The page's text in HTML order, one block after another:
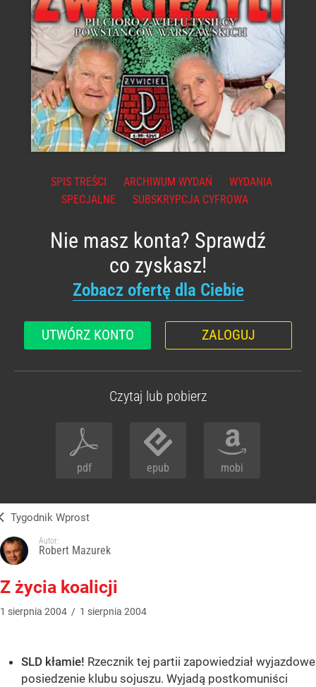
SPIS TREŚCI ARCHIWUM WYDAŃ
WYDANIA
SPECJALNE
SUBSKRYPCJA CYFROWA
Nie masz konta? Sprawdź
co zyskasz!
Zobacz ofertę dla Ciebie
UTWÓRZ KONTO ZALOGUJ
Czytaj lub pobierz
pdf epub mobi
Tygodnik Wprost
Autor:
Robert Mazurek
Z życia koalicji
1 sierpnia 2004 / 1 sierpnia 2004
SLD kłamie! Rzecznik tej partii zapowiedział wyjazdowe
posiedzenie klubu sojuszu. Wyjadą postkomuniści